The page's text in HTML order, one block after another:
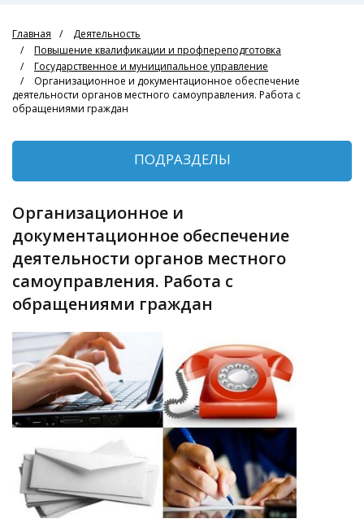
Главная
Деятельность
Повышение квалификации и профпереподготовка
Государственное и муниципальное управление
Организационное и документационное обеспечение
деятельности органов местного самоуправления. Работа с
обращениями граждан
ПОДРАЗДЕЛЫ
Организационное и
документационное обеспечение
деятельности органов местного
самоуправления. Работа с
обращениями граждан